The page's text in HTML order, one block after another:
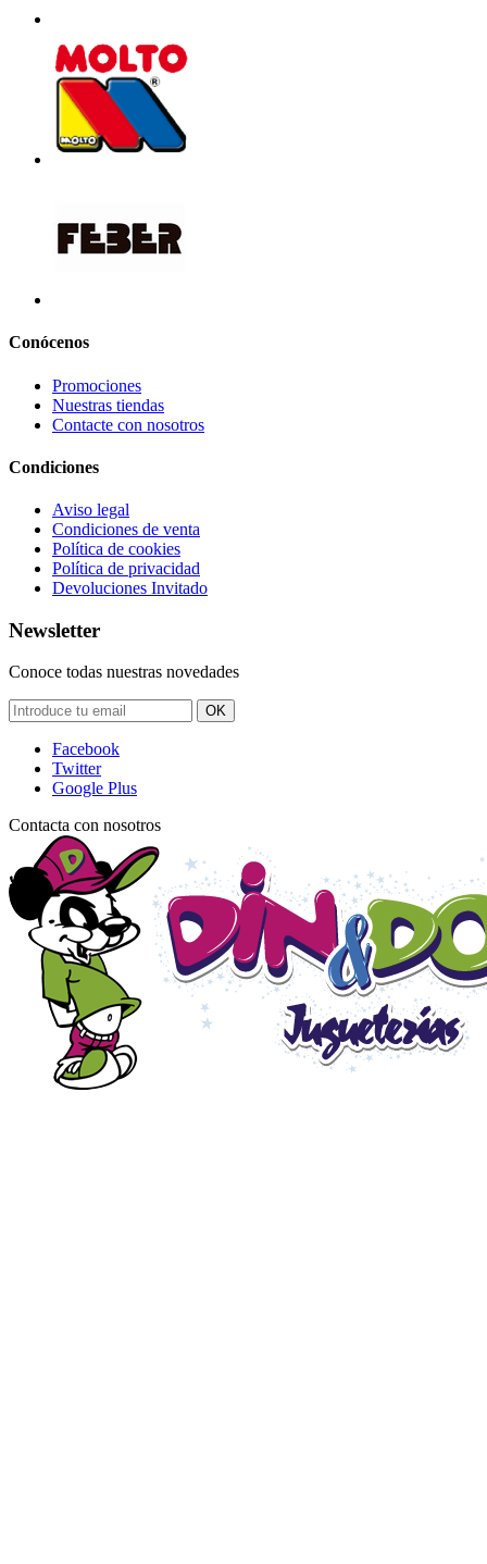
Conócenos
Promociones
Nuestras tiendas
Contacte con nosotros
Condiciones
Aviso legal
Condiciones de venta
Política de cookies
Política de privacidad
Devoluciones Invitado
Newsletter
Conoce todas nuestras novedades
OK
Facebook
Twitter
Google Plus
Contacta con nosotros